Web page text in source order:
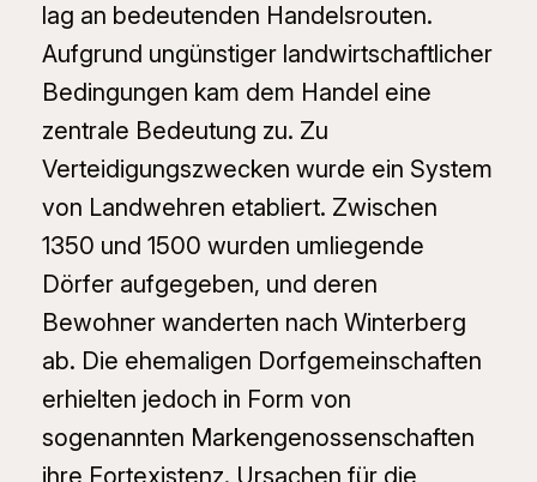
lag an bedeutenden Handelsrouten.
Aufgrund ungünstiger landwirtschaftlicher
Bedingungen kam dem Handel eine
zentrale Bedeutung zu. Zu
Verteidigungszwecken wurde ein System
von Landwehren etabliert. Zwischen
1350 und 1500 wurden umliegende
Dörfer aufgegeben, und deren
Bewohner wanderten nach Winterberg
ab. Die ehemaligen Dorfgemeinschaften
erhielten jedoch in Form von
sogenannten Markengenossenschaften
ihre Fortexistenz. Ursachen für die